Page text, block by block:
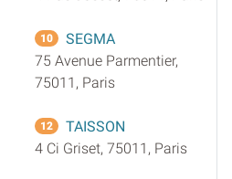
10
SEGMA
75 Avenue Parmentier,
75011, Paris
12
TAISSON
4 Ci Griset, 75011, Paris